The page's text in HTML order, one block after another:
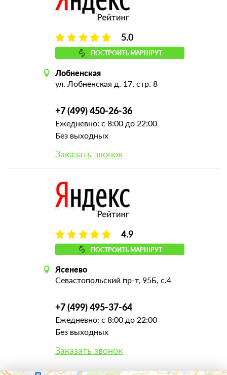
5.0
ПОСТРОИТЬ МАРШРУТ
Лобненская
ул. Лобненская д. 17, стр. 8
+7 (499) 450-26-36
Ежедневно: с 8:00 до 22:00
Без выходных
Заказать звонок
4.9
ПОСТРОИТЬ МАРШРУТ
Ясенево
Севастопольский пр-т, 95Б, с.4
+7 (499) 495-37-64
Ежедневно: с 8:00 до 22:00
Без выходных
Заказать звонок